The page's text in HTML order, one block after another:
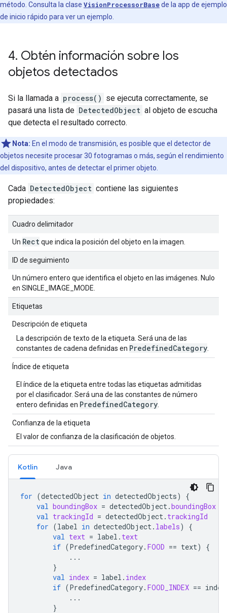
método. Consulta la clase VisionProcessorBasede la app de ejemplo
de inicio rápido para ver un ejemplo.
4. Obtén información sobre los
objetos detectados
Si la llamada a process() se ejecuta correctamente, se
pasará una lista de DetectedObject al objeto de escucha
que detecta el resultado correcto.
Nota: En el modo de transmisión, es posible que el detector de
objetos necesite procesar 30 fotogramas o más, según el rendimiento
del dispositivo, antes de detectar el primer objeto.
Cada DetectedObject contiene las siguientes
propiedades:
Cuadro delimitador
Un Rectque indica la posición del objeto en la imagen.
ID de seguimiento
Un número entero que identifica el objeto en las imágenes. Nulo
en SINGLE_IMAGE_MODE.
Etiquetas
Descripción de etiqueta
La descripción de texto de la etiqueta. Será una de las
constantes de cadena definidas en PredefinedCategory
Índice de etiqueta
El índice de la etiqueta entre todas las etiquetas admitidas
por el clasificador. Será una de las constantes de número
entero definidas en PredefinedCategory
Confianza de la etiqueta
El valor de confianza de la clasificación de objetos.
Kotlin Java
for (detectedObject in detectedObjects)
{
val boundingBox = detectedObject.boundingBox
val trackingId = detectedObject. trackingId
for (label in detectedObject. labels)
{
val text = label . text
if (PredefinedCategory. FOOD == text)
{
...
}
val index = label . index
if (PredefinedCategory. FOOD_INDEX == index
...
}